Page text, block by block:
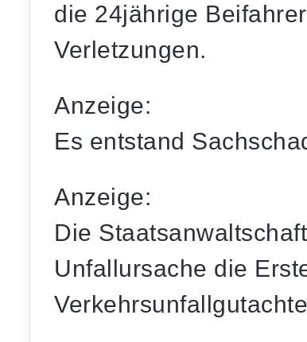
die 24jährige
Verletzungen.
Anzeige:
Es entstand
Anzeige:
Die
Unfallursache die